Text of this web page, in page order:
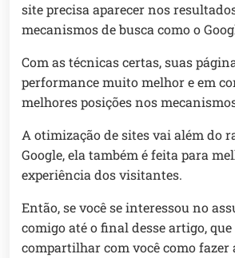
site precisa aparecer nos
mecanismos de busca como o
Com as técnicas certas, suas
performance muito melhor e em
melhores posições nos
A otimização de sites vai além do
Google, ela também é feita para
experiência dos visitantes.
Então, se você se interessou no
comigo até o final desse artigo,
compartilhar com você como fazer